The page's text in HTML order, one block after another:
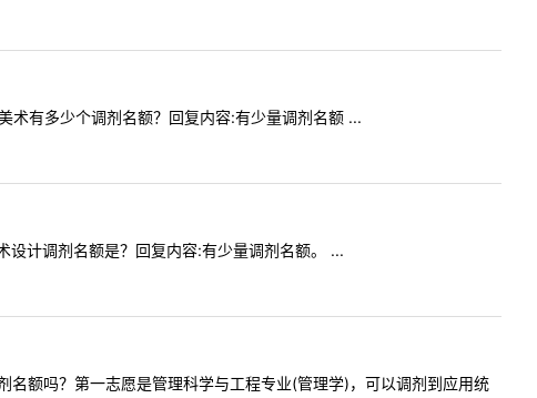
有多少个调剂名额？回复内容:有少量调剂名额 ...
计调剂名额是？回复内容:有少量调剂名额。 ...
额吗？第一志愿是管理科学与工程专业(管理学)，可以调剂到应用统